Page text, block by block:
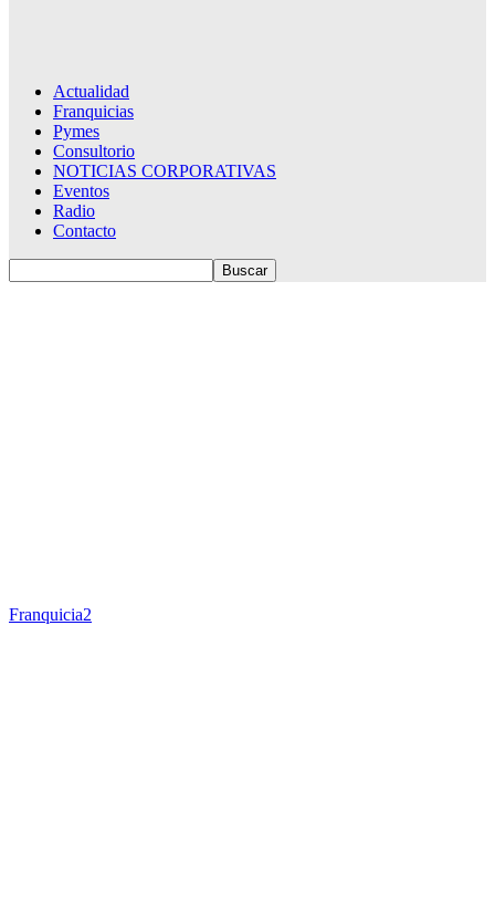
Actualidad
Franquicias
Pymes
Consultorio
NOTICIAS CORPORATIVAS
Eventos
Radio
Contacto
Franquicia2